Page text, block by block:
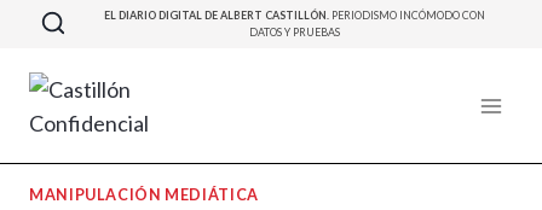
Saltar
contenido
EL DIARIO DIGITAL DE ALBERT CASTILLÓN. PERIODISMO INCÓMODO CON
DATOS Y PRUEBAS
MANIPULACIÓN MEDIÁTICA